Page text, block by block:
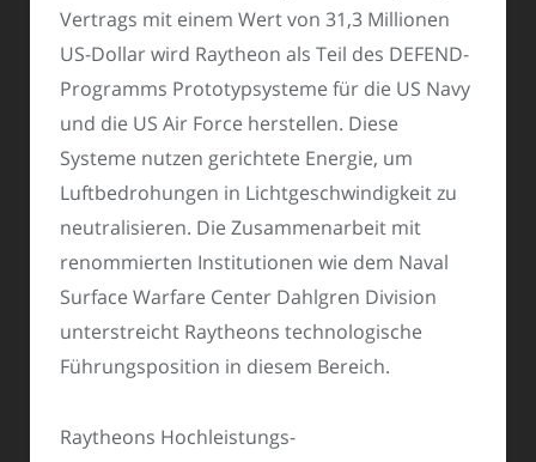
Vertrags mit einem Wert von 31,3 Millionen
US-Dollar wird Raytheon als Teil des DEFEND-
Programms Prototypsysteme für die US Navy
und die US Air Force herstellen. Diese
Systeme nutzen gerichtete Energie, um
Luftbedrohungen in Lichtgeschwindigkeit zu
neutralisieren. Die Zusammenarbeit mit
renommierten Institutionen wie dem Naval
Surface Warfare Center Dahlgren Division
unterstreicht Raytheons technologische
Führungsposition in diesem Bereich.
Raytheons Hochleistungs-